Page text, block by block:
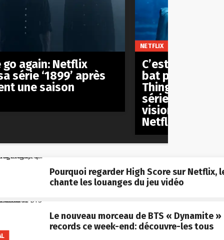
Pourquoi regarder High Score sur Netflix,
chante les louanges du jeu vidéo
Le nouveau morceau de BTS « Dynamite
records ce week-end: découvre-les tous
go again: Netflix
série ‘1899’ après
une saison
NETFLIX
C’est officiel:
bat pas le
Things’ et
série
visionnée de
Netflix